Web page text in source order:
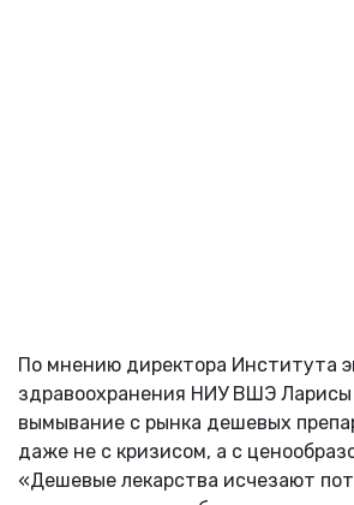
По мнению директора Института
здравоохранения НИУ ВШЭ Ларисы
вымывание с рынка дешевых
даже не с кризисом, а с
«Дешевые лекарства исчезают